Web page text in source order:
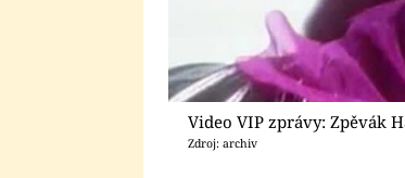
Video VIP zprávy: Zpěvák
Zdroj: archiv